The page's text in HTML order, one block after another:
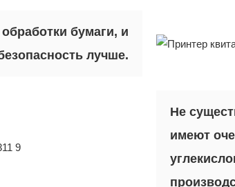
бумаги, и
лучше.
Не
имеют